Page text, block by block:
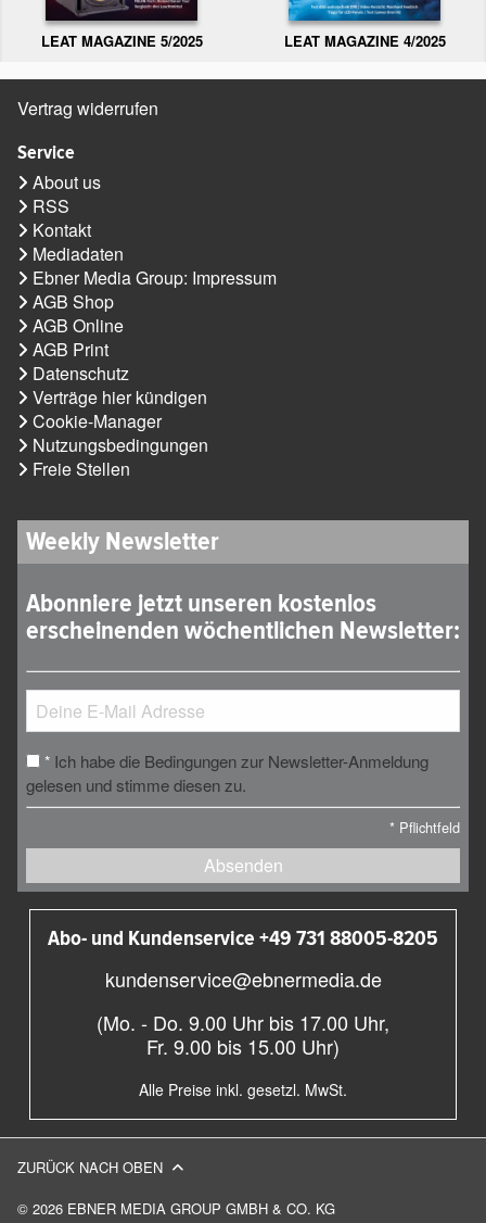
LEAT MAGAZINE 5/2025 LEAT MAGAZINE 4/2025
Vertrag widerrufen
Service
About us
RSS
Kontakt
Mediadaten
Ebner Media Group: Impressum
AGB Shop
AGB Online
AGB Print
Datenschutz
Verträge hier kündigen
Cookie-Manager
Nutzungsbedingungen
Freie Stellen
Weekly Newsletter
Abonniere jetzt unseren kostenlos
erscheinenden wöchentlichen Newsletter:
* Ich habe die Bedingungen zur Newsletter-Anmeldung
gelesen und stimme diesen zu.
* Pflichtfeld
Absenden
Abo- und Kundenservice +49 731 88005-8205
kundenservice@ebnermedia.de
(Mo. - Do. 9.00 Uhr bis 17.00 Uhr,
Fr. 9.00 bis 15.00 Uhr)
Alle Preise inkl. gesetzl. MwSt.
© 2026 EBNER MEDIA GROUP GMBH & CO. KG
ZURÜCK NACH OBEN